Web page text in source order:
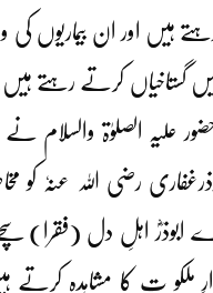
ہیں اور ان بیماریوں کی
گستاخیاں کرتے رہتے
علیہ الصلوٰۃ والسلام نے
رضی اللہ عنہٗ کو
ابوذرؓ اہلِ دل (فقرا)
ت کا مشاہدہ کرتے